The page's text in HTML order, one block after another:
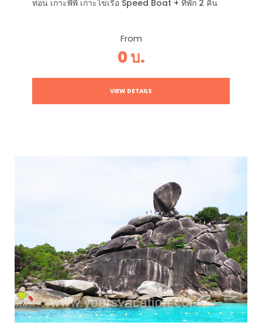
ท่อน เกาะพีพี เกาะไข่เรือ Speed Boat + ที่พัก 2 คืน
From
0 บ.
VIEW DETAILS